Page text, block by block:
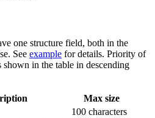
one structure field, both in the
See example for details. Priority of
in the table in descending
Max size
100 characters